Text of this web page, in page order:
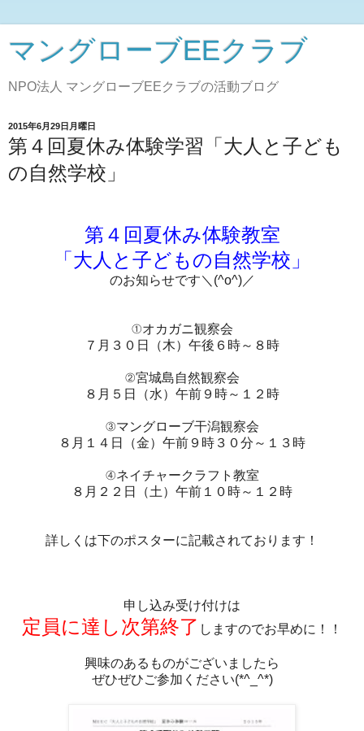
マングローブEEクラブ
NPO法人 マングローブEEクラブの活動ブログ
2015年6月29日月曜日
第４回夏休み体験学習「大人と子ども
の自然学校」
第４回夏休み体験教室
「大人と子どもの自然学校」
のお知らせです＼(^o^)／
①オカガニ観察会
７月３０日（木）午後６時～８時
②宮城島自然観察会
８月５日（水）午前９時～１２時
③マングローブ干潟観察会
８月１４日（金）午前９時３０分～１３時
④ネイチャークラフト教室
８月２２日（土）午前１０時～１２時
詳しくは下のポスターに記載されております！
申し込み受け付けは
定員に達し次第終了 しますのでお早めに！！
興味のあるものがございましたら
ぜひぜひご参加ください(*^_^*)